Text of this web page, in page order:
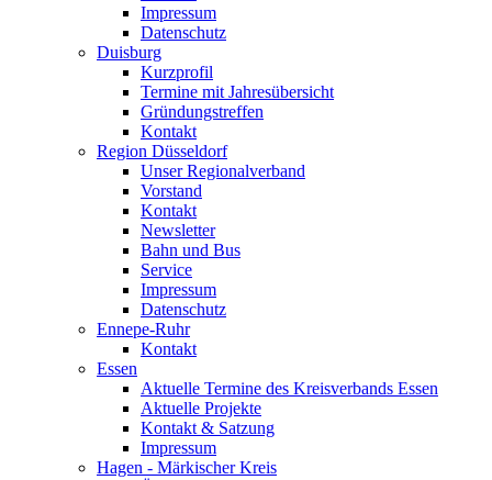
Impressum
Datenschutz
Duisburg
Kurzprofil
Termine mit Jahresübersicht
Gründungstreffen
Kontakt
Region Düsseldorf
Unser Regionalverband
Vorstand
Kontakt
Newsletter
Bahn und Bus
Service
Impressum
Datenschutz
Ennepe-Ruhr
Kontakt
Essen
Aktuelle Termine des Kreisverbands Essen
Aktuelle Projekte
Kontakt & Satzung
Impressum
Hagen - Märkischer Kreis